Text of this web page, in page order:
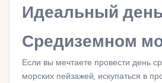
Идеальный
Средиземном
Если вы мечтаете провести день
морских пейзажей, искупаться в